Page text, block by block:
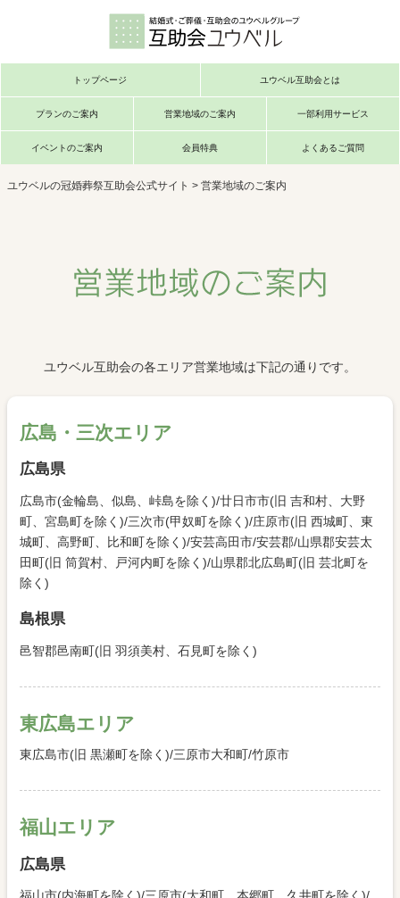
トップページ ユウベル互助会とは
プランのご案内 営業地域のご案内 一部利用サービス
イベントのご案内 会員特典 よくあるご質問
ユウベルの冠婚葬祭互助会公式サイト >営業地域のご案内
ユウベル互助会の各エリア営業地域は下記の通りです。
広島・三次エリア
広島県
広島市(金輪島、似島、峠島を除く)/廿日市市(旧 吉和村、大野
町、宮島町を除く)/三次市(甲奴町を除く)/庄原市(旧 西城町、東
城町、高野町、比和町を除く)/安芸高田市/安芸郡/山県郡安芸太
田町(旧 筒賀村、戸河内町を除く)/山県郡北広島町(旧 芸北町を
除く)
島根県
邑智郡邑南町(旧 羽須美村、石見町を除く)
東広島エリア
東広島市(旧 黒瀬町を除く)/三原市大和町/竹原市
福山エリア
広島県
福山市(内海町を除く)/三原市(大和町、本郷町、久井町を除く)/